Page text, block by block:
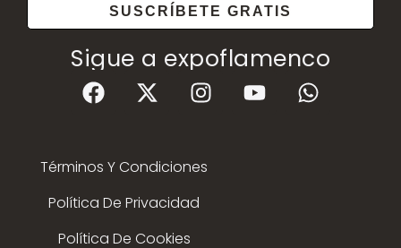
SUSCRÍBETE GRATIS
Sigue a expoflamenco
Términos Y Condiciones
Política De Privacidad
Política De Cookies